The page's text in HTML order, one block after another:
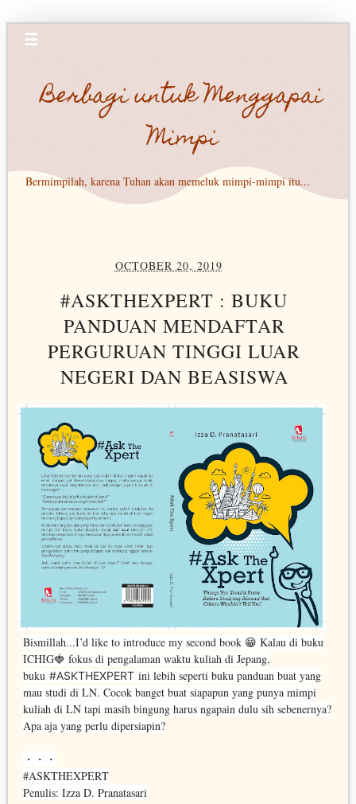
☰
Berbagi untuk Menggapai
Mimpi
Bermimpilah, karena Tuhan akan memeluk mimpi-mimpi itu...
OCTOBER 20, 2019
#ASKTHEXPERT : BUKU
PANDUAN MENDAFTAR
PERGURUAN TINGGI LUAR
NEGERI DAN BEASISWA
Bismillah...I’d like to introduce my second book 😁 Kalau di buku
ICHIG🍓 fokus di pengalaman waktu kuliah di Jepang,
buku #ASKTHEXPERT ini lebih seperti buku panduan buat yang
mau studi di LN. Cocok banget buat siapapun yang punya mimpi
kuliah di LN tapi masih bingung harus ngapain dulu sih sebenernya?
Apa aja yang perlu dipersiapin?
・・・
#ASKTHEXPERT⁣
Penulis: Izza D. Pranatasari⁣